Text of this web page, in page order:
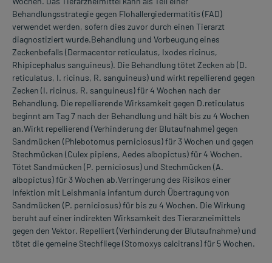
Behandlungsstrategie gegen Flohallergiedermatitis (FAD)
verwendet werden, sofern dies zuvor durch einen Tierarzt
diagnostiziert wurde.Behandlung und Vorbeugung eines
Zeckenbefalls (Dermacentor reticulatus, Ixodes ricinus,
Rhipicephalus sanguineus). Die Behandlung tötet Zecken ab (D.
reticulatus, I. ricinus, R. sanguineus) und wirkt repellierend gegen
Zecken (I. ricinus, R. sanguineus) für 4 Wochen nach der
Behandlung. Die repellierende Wirksamkeit gegen D.reticulatus
beginnt am Tag 7 nach der Behandlung und hält bis zu 4 Wochen
an.Wirkt repellierend (Verhinderung der Blutaufnahme) gegen
Sandmücken (Phlebotomus perniciosus) für 3 Wochen und gegen
Stechmücken (Culex pipiens, Aedes albopictus) für 4 Wochen.
Tötet Sandmücken (P. perniciosus) und Stechmücken (A.
albopictus) für 3 Wochen ab.Verringerung des Risikos einer
Infektion mit Leishmania infantum durch Übertragung von
Sandmücken (P. perniciosus) für bis zu 4 Wochen. Die Wirkung
beruht auf einer indirekten Wirksamkeit des Tierarzneimittels
gegen den Vektor. Repelliert (Verhinderung der Blutaufnahme) und
tötet die gemeine Stechfliege (Stomoxys calcitrans) für 5 Wochen.